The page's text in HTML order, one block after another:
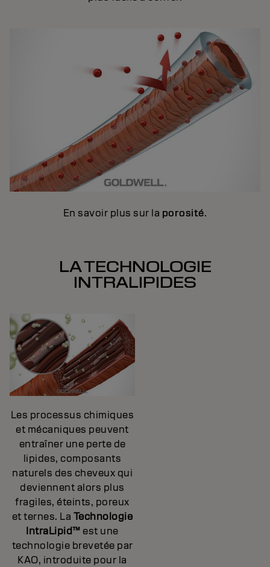
En savoir plus sur la porosité.
LA TECHNOLOGIE
INTRALIPIDES
Les processus chimiques
et mécaniques peuvent
entraîner une perte de
lipides, composants
naturels des cheveux qui
deviennent alors plus
fragiles, éteints, poreux
et ternes. La Technologie
IntraLipid™ est une
technologie brevetée par
KAO, introduite pour la